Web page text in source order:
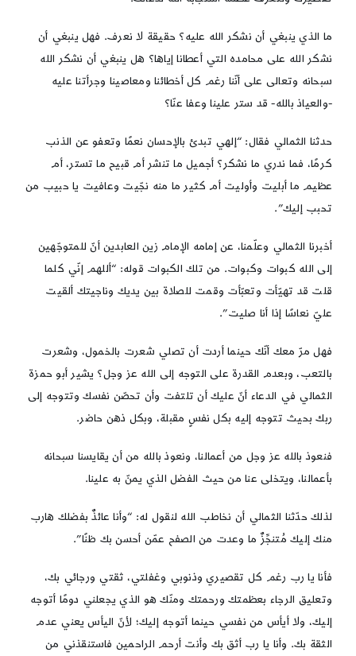
ما الذي ينبغي أن نشكر الله عليه؟ حقيقة لا نعرف. فهل ينبغي أن
نشكر الله على محامده التي أعطانا إياها؟ هل ينبغي أن نشكر الله
سبحانه وتعالى على أنّنا رغم كل أخطائنا ومعاصينا وجرأتنا عليه
-والعياذ بالله- قد ستر علينا وعفا عنّا؟
حدثنا الثمالي فقال: “إلهي تبدئ بالإحسان نعمًا وتعفو عن الذنب
كرمًا، فما ندري ما نشكر؟ أجميل ما تنشر أم قبيح ما تستر، أم
عظيم ما أبليت وأوليت أم كثير ما منه نجّيت وعافيت يا حبيب من
تحبب إليك”.
أخبرنا الثمالي وعلّمنا، عن إمامه الإمام زين العابدين أنّ للمتوجّهين
إلى الله كبوات وكبوات. من تلك الكبوات قوله: “أللهم إنّي كلما
قلت قد تهيّأت وتعبّأت وقمت للصلاة بين يديك وناجيتك ألقيت
عليّ نعاسًا إذا أنا صليت”.
فهل مرّ معك أنّك حينما أردت أن تصلي شعرت بالخمول، وشعرت
بالتعب، وبعدم القدرة على التوجه إلى الله عز وجل؟ يشير أبو حمزة
الثمالي في الدعاء أنّ عليك أن تلتفت وأن تحصّن نفسك وتتوجه إلى
ربك بحيث تتوجه إليه بكل نفسٍ مقبلة، وبكل ذهن حاضر.
فنعوذ بالله عز وجل من أعمالنا، ونعوذ بالله من أن يقايسنا سبحانه
بأعمالنا، ويتخلى عنا من حيث الفضل الذي يمنّ به علينا.
لذلك حدّثنا الثمالي أن نخاطب الله لنقول له: “وأنا عائذٌ بفضلك هارب
منك إليك مُتنجِّزٌ ما وعدت من الصفح عمّن أحسن بك ظنًا”.
فأنا يا رب رغم كل تقصيري وذنوبي وغفلتي، ثقتي ورجائي بك،
وتعليق الرجاء بعظمتك ورحمتك ومنّك هو الذي يجعلني دومًا أتوجه
إليك، ولا أيأس من نفسي حينما أتوجه إليك؛ لأنّ اليأس يعني عدم
الثقة بك. وأنا يا رب أثق بك وأنت أرحم الراحمين فاستنقذني من